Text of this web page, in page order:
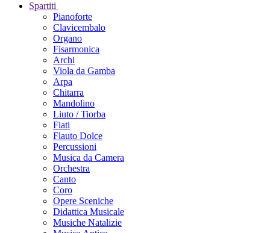
Spartiti
Pianoforte
Clavicembalo
Organo
Fisarmonica
Archi
Viola da Gamba
Arpa
Chitarra
Mandolino
Liuto / Tiorba
Fiati
Flauto Dolce
Percussioni
Musica da Camera
Orchestra
Canto
Coro
Opere Sceniche
Didattica Musicale
Musiche Natalizie